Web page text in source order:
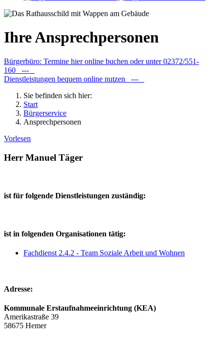
Ihre Ansprechpersonen
Bürgerbüro: Termine hier online buchen oder unter 02372/551-
160 ---
Dienstleistungen bequem online nutzen ---
Sie befinden sich hier:
Start
Bürgerservice
Ansprechpersonen
Vorlesen
Herr Manuel Täger
ist für folgende Dienstleistungen zuständig:
ist in folgenden Organisationen tätig:
Fachdienst 2.4.2 - Team Soziale Arbeit und Wohnen
Adresse:
Kommunale Erstaufnahmeeinrichtung (KEA)
Amerikastraße 39
58675 Hemer